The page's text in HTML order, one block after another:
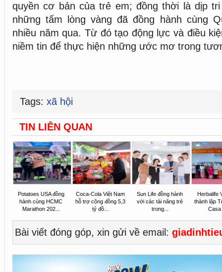
quyền cơ bản của trẻ em; đồng thời là dịp
những tấm lòng vàng đã đồng hành cùng
nhiều năm qua. Từ đó tạo động lực và điều
niềm tin để thực hiện những ước mơ trong
Tags: xã hội
TIN LIÊN QUAN
Potatoes USA đồng
hành cùng HCMC
Marathon 202...
Coca-Cola Việt Nam
hỗ trợ cộng đồng 5,3
tỷ đồ...
Sun Life đồng hành
với các tài năng trẻ
trong...
Herbalife
thành lập
Casa
Bài viết đóng góp, xin gửi về email: